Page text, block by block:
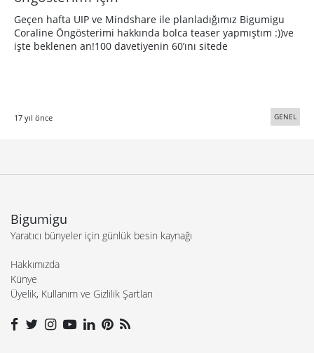
Geçen hafta UIP ve Mindshare ile planladığımız Bigumigu
Coraline Öngösterimi hakkında bolca teaser yapmıştım :))ve
işte beklenen an!100 davetiyenin 60’ını sitede
17 yıl önce GENEL
Bigumigu
Yaratıcı bünyeler için günlük besin kaynağı
Hakkımızda
Künye
Üyelik, Kullanım ve Gizlilik Şartları